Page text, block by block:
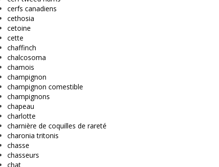
cerfs canadiens
cethosia
cetoine
cette
chaffinch
chalcosoma
chamois
champignon
champignon comestible
champignons
chapeau
charlotte
charnière de coquilles de rareté
charonia tritonis
chasse
chasseurs
chat